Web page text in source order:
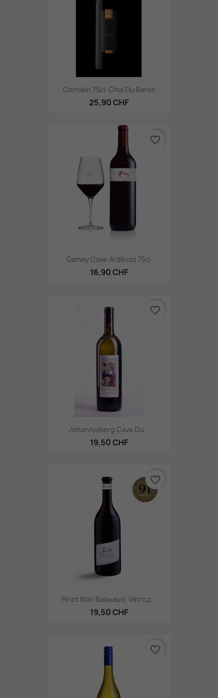
Cornalin 75cl. Chai Du Baron
25,90 CHF
Gamay Cave Ardévaz 75cl.
16,90 CHF
favorite_border
Johannisberg Cave Du...
19,50 CHF
favorite_border
Pinot Noir Balavaud, Vétroz...
19,50 CHF
favorite_border
favorite_border